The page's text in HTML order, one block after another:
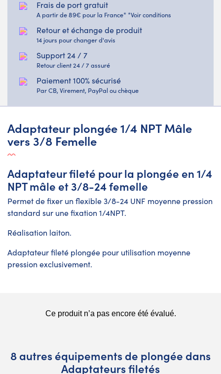
Frais de port gratuit
A partir de 89€ pour la France* *Voir conditions
Retour et échange de produit
14 jours pour changer d'avis
Support 24 / 7
Retour client 24 / 7 assuré
Paiement 100% sécurisé
Par CB, Virement, PayPal ou chèque
Adaptateur plongée 1/4 NPT Mâle
vers 3/8 Femelle
Adaptateur fileté pour la plongée en 1/4
NPT mâle et 3/8-24 femelle
Permet de fixer un flexible 3/8-24 UNF moyenne pression
standard sur une fixation 1/4NPT.
Réalisation laiton.
Adaptateur fileté plongée pour utilisation moyenne
pression exclusivement.
8 autres équipements de plongée dans
Adaptateurs filetés